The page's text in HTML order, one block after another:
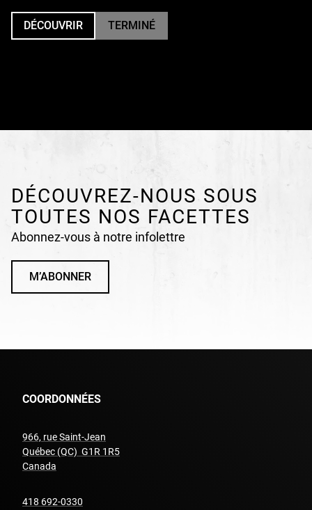
DÉCOUVRIR TERMINÉ
DÉCOUVREZ-NOUS SOUS
TOUTES NOS FACETTES
Abonnez-vous à notre infolettre
M’ABONNER
COORDONNÉES
966, rue Saint-Jean
Québec (QC) G1R 1R5
Canada
418 692-0330